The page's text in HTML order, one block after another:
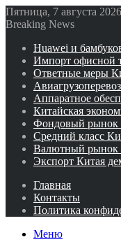
Пятница, 7 августа 2026
Breaking News
Huawei и
Импорт офисной
Ответные меры
Аппаратное
Китайская
Фондовый рынок
Средний класс
Валютный рынок
Экспорт Китая
Главная
Контакты
Политика
Меню